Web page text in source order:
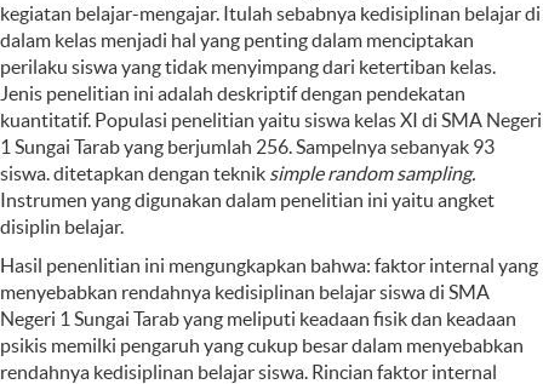
kegiatan belajar-mengajar. Itulah sebabnya kedisiplinan belajar di
dalam kelas menjadi hal yang penting dalam menciptakan
perilaku siswa yang tidak menyimpang dari ketertiban kelas.
Jenis penelitian ini adalah deskriptif dengan pendekatan
kuantitatif. Populasi penelitian yaitu siswa kelas XI di SMA Negeri
1 Sungai Tarab yang berjumlah 256. Sampelnya sebanyak 93
siswa. ditetapkan dengan teknik simple random sampling.
Instrumen yang digunakan dalam penelitian ini yaitu angket
disiplin belajar.
Hasil penenlitian ini mengungkapkan bahwa: faktor internal yang
menyebabkan rendahnya kedisiplinan belajar siswa di SMA
Negeri 1 Sungai Tarab yang meliputi keadaan fisik dan keadaan
psikis memilki pengaruh yang cukup besar dalam menyebabkan
rendahnya kedisiplinan belajar siswa. Rincian faktor internal